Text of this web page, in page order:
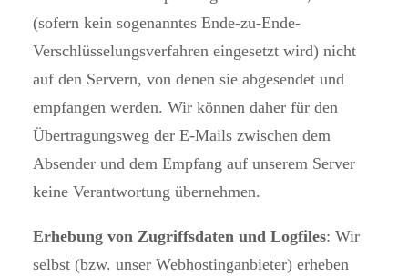
(sofern kein sogenanntes Ende-zu-Ende-
Verschlüsselungsverfahren eingesetzt wird) nicht
auf den Servern, von denen sie abgesendet und
empfangen werden. Wir können daher für den
Übertragungsweg der E-Mails zwischen dem
Absender und dem Empfang auf unserem Server
keine Verantwortung übernehmen.
Erhebung von Zugriffsdaten und Logfiles: Wir
selbst (bzw. unser Webhostinganbieter) erheben